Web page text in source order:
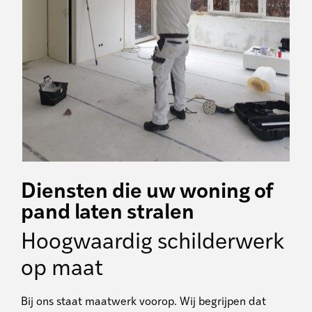
Diensten die uw woning of
pand laten stralen
Hoogwaardig schilderwerk
op maat
Bij ons staat maatwerk voorop. Wij begrijpen dat